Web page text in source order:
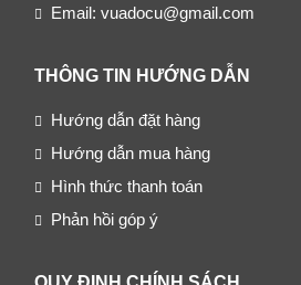
Email: vuadocu@gmail.com
THÔNG TIN HƯỚNG DẪN
Hướng dẫn đặt hàng
Hướng dẫn mua hàng
Hình thức thanh toán
Phản hồi góp ý